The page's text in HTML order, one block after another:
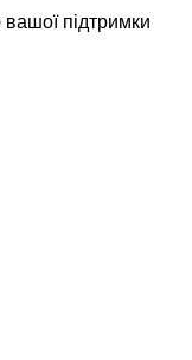
підтримки